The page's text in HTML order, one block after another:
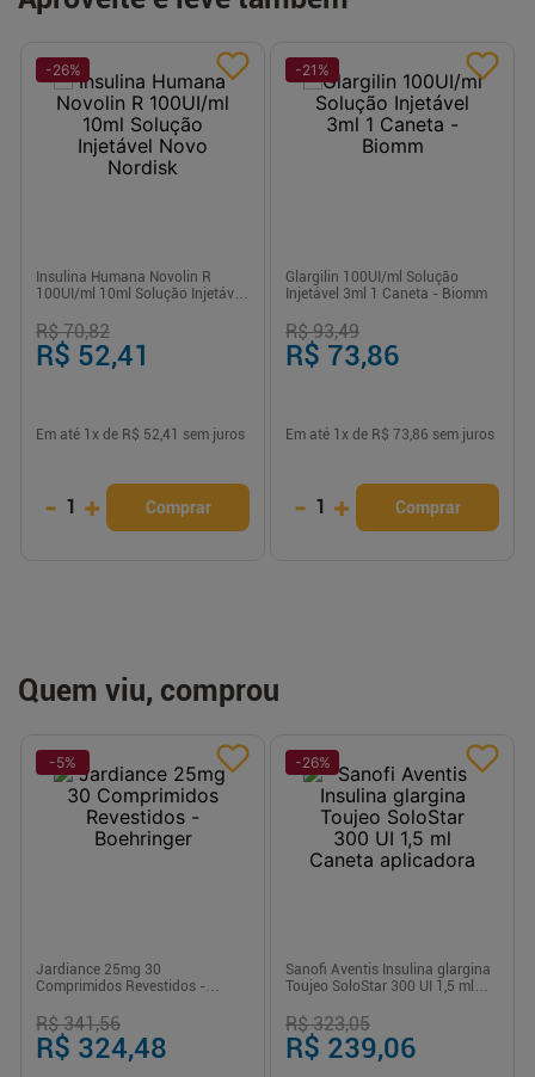
-26%
Insulina Humana Novolin R
100UI/ml 10ml Solução Injetável
R$ 70,82
R$ 52,41
Em até 1 x de R$ 52,41 sem juros
- 1 + Comprar
-21 %
Glargilin 100UI/ml Solução
Injetável 3ml 1 Caneta - Biomm
R$ 93,49
R$ 73,86
Em até 1 x de R$ 73,86 sem juros
- 1 + Comprar
Quem viu, comprou
-5%
Jardiance 25mg 30
Comprimidos Revestidos -
R$ 341,56
R$ 324,48
-26%
Sanofi Aventis Insulina glargina
Toujeo SoloStar 300 UI 1,5 ml
R$ 323,05
R$ 239,06